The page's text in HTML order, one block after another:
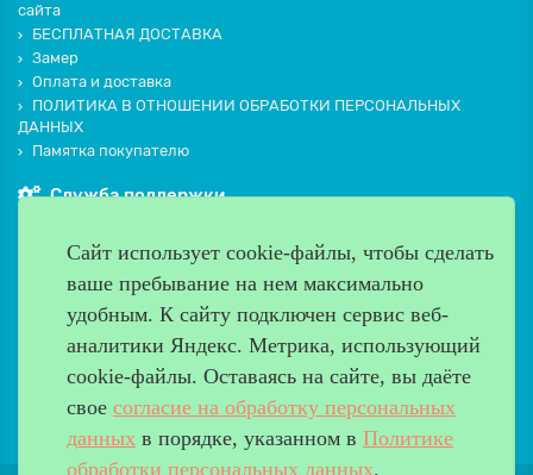
сайта
БЕСПЛАТНАЯ ДОСТАВКА
Замер
Оплата и доставка
ПОЛИТИКА В ОТНОШЕНИИ ОБРАБОТКИ ПЕРСОНАЛЬНЫХ
ДАННЫХ
Памятка покупателю
Служба поддержки
Производители
Дополнительно
Наш адрес
Работаем с 9:00 до 20:00
8 (499) 685-33-26
Сайт использует cookie-файлы, чтобы сделать
ваше пребывание на нем максимально
удобным. К cайту подключен сервис веб-
аналитики Яндекс. Метрика, использующий
cookie-файлы. Оставаясь на сайте, вы даёте
свое согласие на обработку персональных
данных в порядке, указанном в Политике
обработки персональных данных.